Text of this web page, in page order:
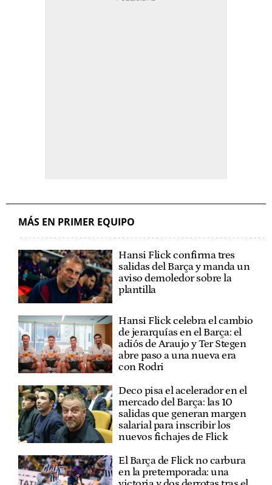
MÁS EN PRIMER EQUIPO
Hansi Flick confirma tres
salidas del Barça y manda un
aviso demoledor sobre la
plantilla
Hansi Flick celebra el cambio
de jerarquías en el Barça: el
adiós de Araujo y Ter Stegen
abre paso a una nueva era
con Rodri
Deco pisa el acelerador en el
mercado del Barça: las 10
salidas que generan margen
salarial para inscribir los
nuevos fichajes de Flick
El Barça de Flick no carbura
en la pretemporada: una